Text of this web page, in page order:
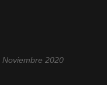
Noviembre 2020